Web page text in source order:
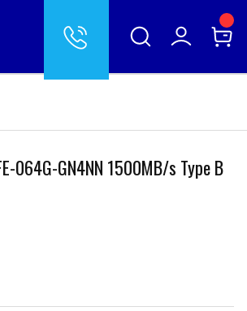
064G-GN4NN 1500MB/s Type B